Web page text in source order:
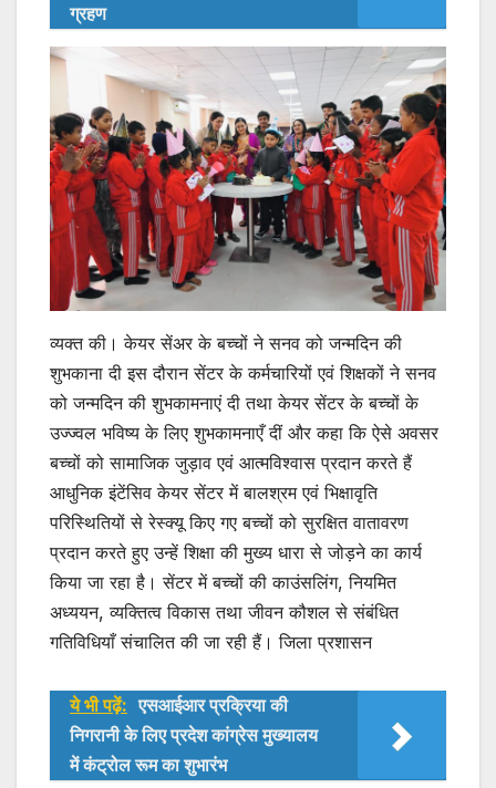
ग्रहण
व्यक्त की। केयर सेंअर के बच्चों ने सनव को जन्मदिन की
शुभकाना दी इस दौरान सेंटर के कर्मचारियों एवं शिक्षकों ने सनव
को जन्मदिन की शुभकामनाएं दी तथा केयर सेंटर के बच्चों के
उज्ज्वल भविष्य के लिए शुभकामनाएँ दीं और कहा कि ऐसे अवसर
बच्चों को सामाजिक जुड़ाव एवं आत्मविश्वास प्रदान करते हैं
आधुनिक इंटेंसिव केयर सेंटर में बालश्रम एवं भिक्षावृति
परिस्थितियों से रेस्क्यू किए गए बच्चों को सुरक्षित वातावरण
प्रदान करते हुए उन्हें शिक्षा की मुख्य धारा से जोड़ने का कार्य
किया जा रहा है। सेंटर में बच्चों की काउंसलिंग, नियमित
अध्ययन, व्यक्तित्व विकास तथा जीवन कौशल से संबंधित
गतिविधियाँ संचालित की जा रही हैं। जिला प्रशासन
ये भी पढ़ें: एसआईआर प्रक्रिया की
निगरानी के लिए प्रदेश कांग्रेस मुख्यालय
में कंट्रोल रूम का शुभारंभ